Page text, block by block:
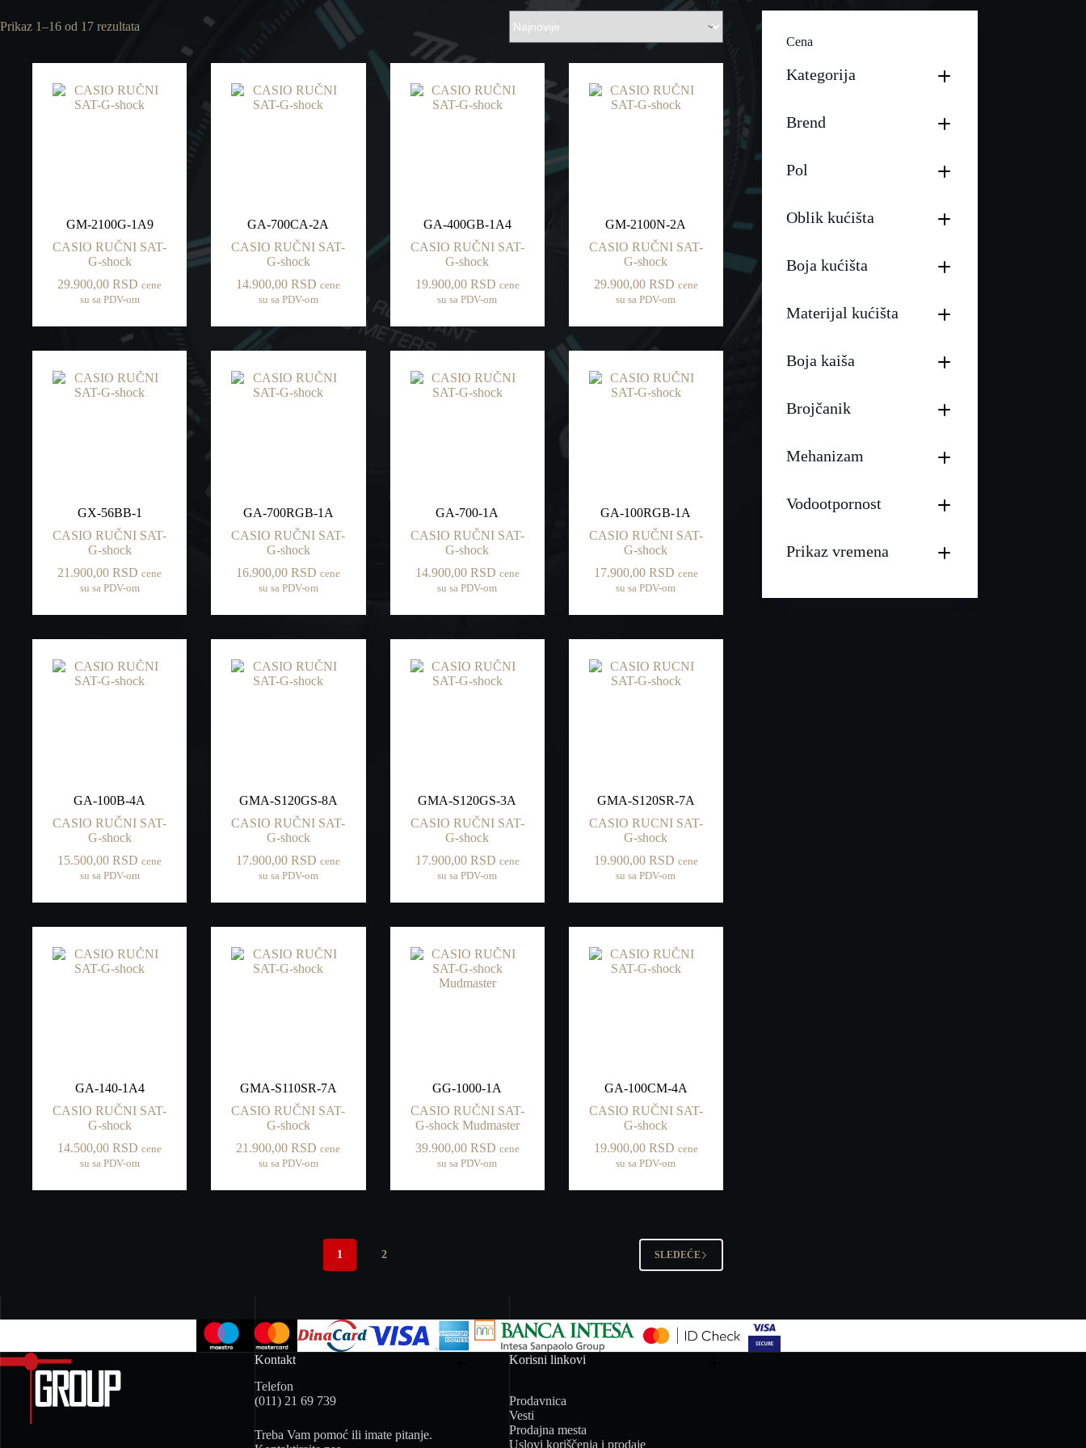
Prikaz 1–16 od 17 rezultata
najnovijem
GM-2100G-1A9
CASIO RUČNI SAT-
G-shock
29.900,00RSD cene
su sa PDV-om
GA-700CA-2A
CASIO RUČNI SAT-
G-shock
14.900,00RSD cene
su sa PDV-om
GA-400GB-1A4
CASIO RUČNI SAT-
G-shock
19.900,00 RSD cene
su sa PDV-om
GM-2100N-2A
CASIO RUČNI SAT-
G-shock
29.900,00 RSD cene
su sa PDV-om
GX-56BB-1
CASIO RUČNI SAT-
G-shock
21.900,00RSD cene
su sa PDV-om
GA-700RGB-1A
CASIO RUČNI SAT-
G-shock
16.900,00RSD cene
su sa PDV-om
GA-700-1A
CASIO RUČNI SAT-
G-shock
14.900,00 RSD cene
su sa PDV-om
GA-100RGB-1A
CASIO RUČNI SAT-
G-shock
17.900,00 RSD cene
su sa PDV-om
GA-100B-4A
CASIO RUČNI SAT-
G-shock
15.500,00RSD cene
su sa PDV-om
GMA-S120GS-8A
CASIO RUČNI SAT-
G-shock
17.900,00RSD cene
su sa PDV-om
GMA-S120GS-3A
CASIO RUČNI SAT-
G-shock
17.900,00 RSD cene
su sa PDV-om
GMA-S120SR-7A
CASIO RUCNI SAT-
G-shock
19.900,00 RSD cene
su sa PDV-om
GA-140-1A4
CASIO RUČNI SAT-
G-shock
14.500,00RSD cene
su sa PDV-om
GMA-S110SR-7A
CASIO RUČNI SAT-
G-shock
21.900,00RSD cene
su sa PDV-om
GG-1000-1A
CASIO RUČNI SAT-
G-shock Mudmaster
39.900,00 RSD cene
su sa PDV-om
GA-100CM-4A
CASIO RUČNI SAT-
G-shock
19.900,00 RSD cene
su sa PDV-om
1 2 SLEDEĆE
Cena
Kategorija
Brend
Pol
Oblik kućišta
Boja kućišta
Materijal kućišta
Boja kaiša
Brojčanik
Mehanizam
Vodootpornost
Prikaz vremena
Kontakt
Telefon
(011) 21 69 739
Treba Vam pomoć ili imate pitanje.
Korisni linkovi
Prodavnica
Vesti
Prodajna mesta
Uslovi koriščenja i prodaje